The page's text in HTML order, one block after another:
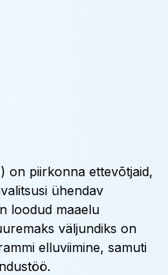
on piirkonna ettevõtjaid,
ühendav
loodud maaelu
väljundiks on
elluviimine, samuti